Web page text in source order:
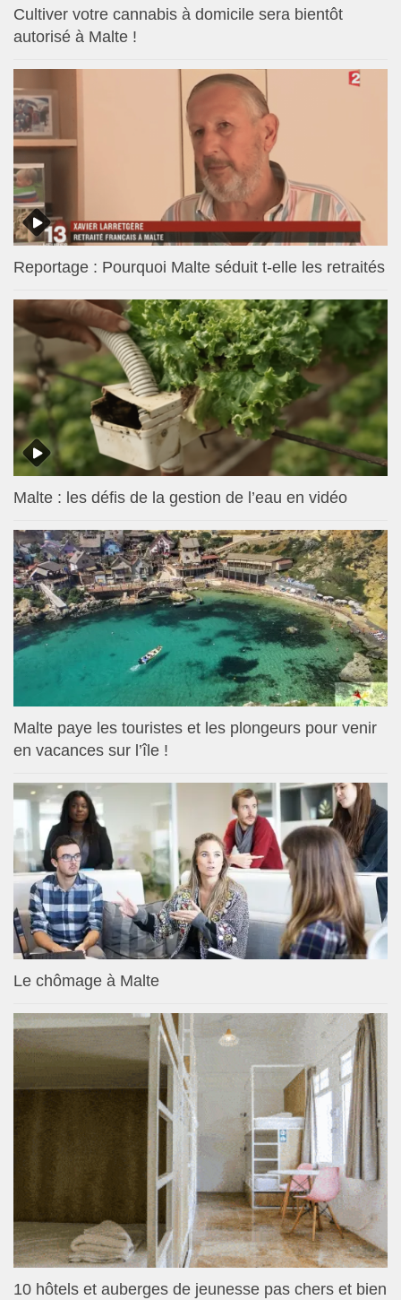
Cultiver votre cannabis à domicile sera bientôt
autorisé à Malte !
Reportage : Pourquoi Malte séduit t-elle les retraités
Malte : les défis de la gestion de l’eau en vidéo
Malte paye les touristes et les plongeurs pour venir
en vacances sur l’île !
Le chômage à Malte
10 hôtels et auberges de jeunesse pas chers et bien